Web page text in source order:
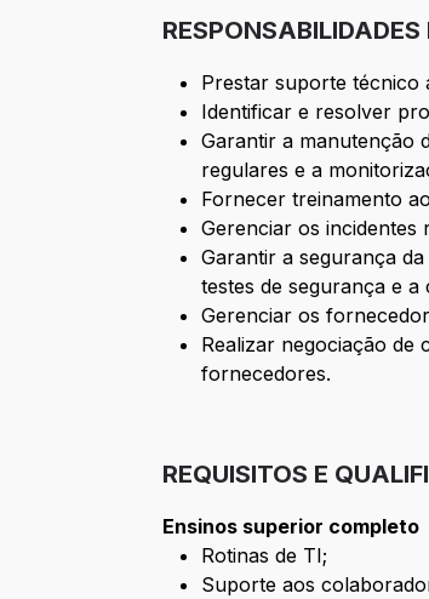
RESPONSABILIDADES
Prestar suporte técnico
Identificar e resolver
Garantir a manutenção
regulares e a
Fornecer treinamento
Gerenciar os incidentes
Garantir a segurança
testes de segurança e
Gerenciar os
Realizar negociação de
fornecedores.
REQUISITOS E
Ensinos superior completo
Rotinas de TI;
Suporte aos